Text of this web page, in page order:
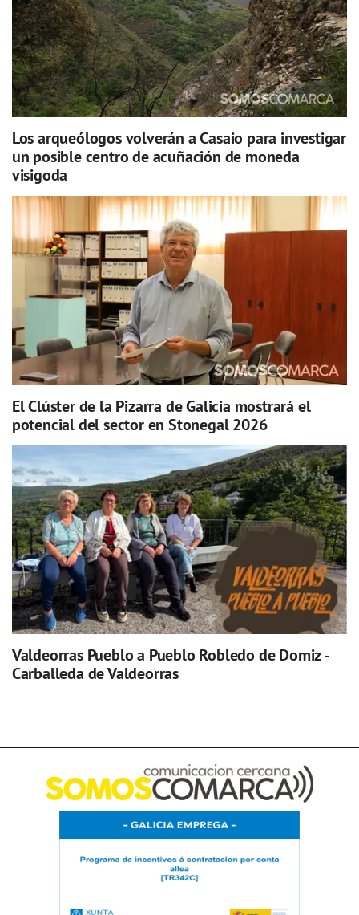
Los arqueólogos volverán a Casaio para investigar
un posible centro de acuñación de moneda
visigoda
El Clúster de la Pizarra de Galicia mostrará el
potencial del sector en Stonegal 2026
Valdeorras Pueblo a Pueblo Robledo de Domiz -
Carballeda de Valdeorras